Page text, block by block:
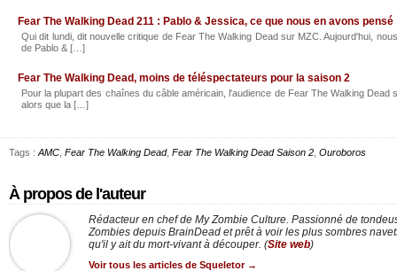
Fear The Walking Dead 211 : Pablo & Jessica, ce que nous en avons pensé
Qui dit lundi, dit nouvelle critique de Fear The Walking Dead sur MZC. Aujourd'hui,
de Pablo & […]
Fear The Walking Dead, moins de téléspectateurs pour la saison 2
Pour la plupart des chaînes du câble américain, l'audience de Fear The Walking Dead
alors que la […]
Tags : AMC Fear The Walking Dead, Fear The Walking Dead Saison 2 Ouroboros
À propos de l'auteur
Rédacteur en chef de My Zombie Culture. Passionné de
Zombies depuis BrainDead et prêt à voir les plus sombres
qu'il y ait du mort-vivant à découper. (Site web)
Voir tous les articles de Squeletor →